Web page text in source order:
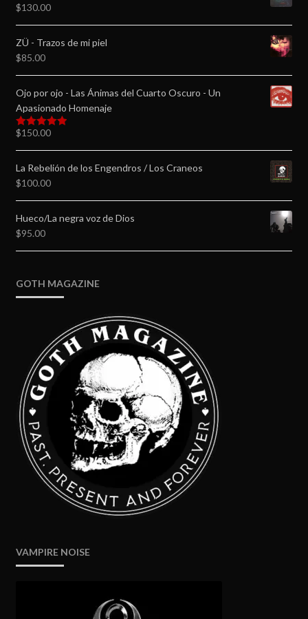
$130.00
ZÜ - Trazos de mi piel
$85.00
Ojo por ojo - Las Ánimas del Cuarto Oscuro - Un
Apasionado Homenaje
Valorado en
$150.00
La Rebelión de los Engendros / Los Craneos
$100.00
Hueco/La negra voz de Dios
$95.00
GOTH MAGAZINE
VAMPIRE NOISE